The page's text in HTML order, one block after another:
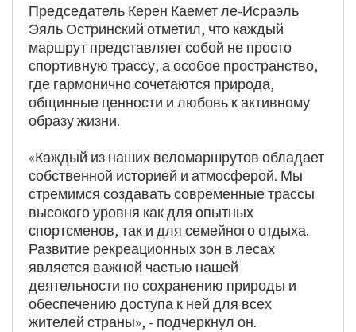
Председатель Керен Каемет ле-Исраэль
Эяль Остринский отметил, что каждый
маршрут представляет собой не просто
спортивную трассу, а особое пространство,
где гармонично сочетаются природа,
общинные ценности и любовь к активному
образу жизни.
«Каждый из наших веломаршрутов обладает
собственной историей и атмосферой. Мы
стремимся создавать современные трассы
высокого уровня как для опытных
спортсменов, так и для семейного отдыха.
Развитие рекреационных зон в лесах
является важной частью нашей
деятельности по сохранению природы и
обеспечению доступа к ней для всех
жителей страны», - подчеркнул он.